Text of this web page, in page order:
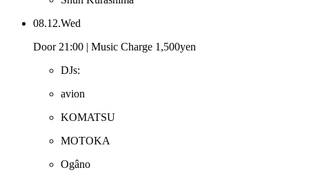
08.12.Wed
Door 21:00 | Music Charge 1,500yen
DJs:
avion
KOMATSU
MOTOKA
Ogâno